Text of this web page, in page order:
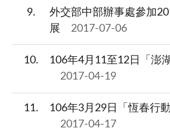
9
外交部中部辦事處參加
展
2017-07-06
10
106年4月11至12日「澎
2017-04-19
11
106年3月29日「恆春行動
2017-04-17